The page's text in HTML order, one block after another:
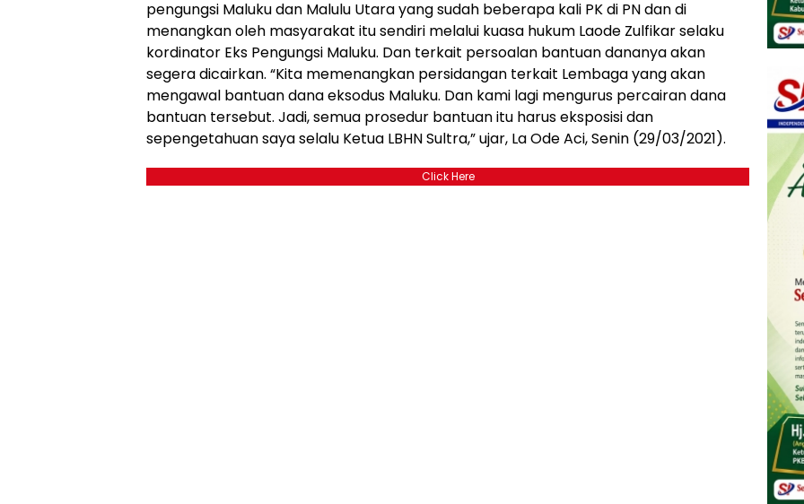
pengungsi Maluku dan Malulu Utara yang sudah beberapa kali PK di PN dan di
menangkan oleh masyarakat itu sendiri melalui kuasa hukum Laode Zulfikar selaku
kordinator Eks Pengungsi Maluku. Dan terkait persoalan bantuan dananya akan
segera dicairkan. “Kita memenangkan persidangan terkait Lembaga yang akan
mengawal bantuan dana eksodus Maluku. Dan kami lagi mengurus percairan dana
bantuan tersebut. Jadi, semua prosedur bantuan itu harus eksposisi dan
sepengetahuan saya selalu Ketua LBHN Sultra,” ujar, La Ode Aci, Senin (29/03/2021).
Click Here